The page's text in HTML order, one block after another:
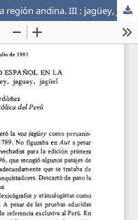
La formación del léxico español en la región andina. III : jagüey, jaguay, jagüel